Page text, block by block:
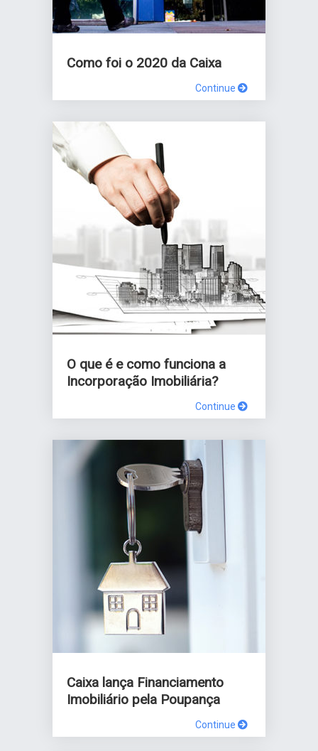
Como foi o 2020 da Caixa
Continue
O que é e como funciona a
Incorporação Imobiliária?
Continue
Caixa lança Financiamento
Imobiliário pela Poupança
Continue